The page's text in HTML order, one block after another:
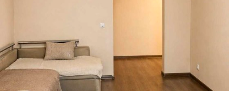
паркувальних місць. Поруч з будинком розташована вся
необхідна інфраструктура, така як школа(450 м), АТБ(450 м), ,
дитячий садок 300 метрів,Зупинка кільцева маршруток 100 м ,
продуктовий магазин 100 м . Річка 300 метрів. Водоспад 10
хвилин пішки. Квартира для сім ї Ви знайдете все необхідне для
комфортного та зручного життя у цьому районі. За детальною
інформацєю, ТЕЛЕФОНУЙ! Ключі на руках. Перегляд за
домовленістю